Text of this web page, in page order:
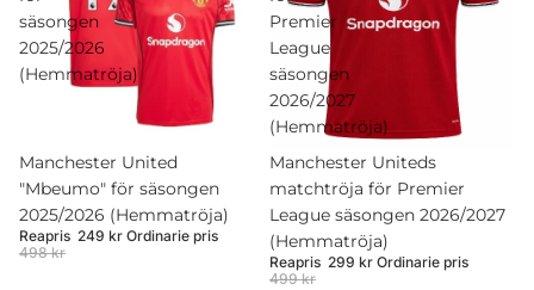
säsongen
2025/2026
(Hemmatröja)
Rea
Manchester United
"Mbeumo" för säsongen
2025/2026 (Hemmatröja)
Reapris 249 kr Ordinarie pris
498 kr
Premier
League
säsongen
2026/2027
(Hemmatröja)
Rea
Manchester Uniteds
matchtröja för Premier
League säsongen 2026/2027
(Hemmatröja)
Reapris 299 kr Ordinarie pris
499 kr